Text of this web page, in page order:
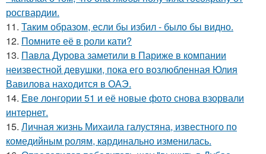
росгвардии.
11. Таким образом, если бы избил - было бы видно.
12. Помните её в роли кати?
13. Павла Дурова заметили в Париже в компании
неизвестной девушки, пока его возлюбленная Юлия
Вавилова находится в ОАЭ.
14. Еве лонгории 51 и её новые фото снова взорвали
интернет.
15. Личная жизнь Михаила галустяна, известного по
комедийным ролям, кардинально изменилась.